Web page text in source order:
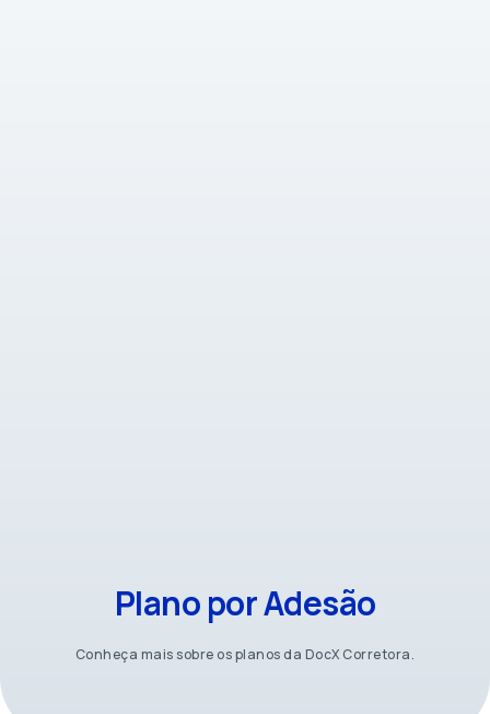
Plano por Adesão
Conheça mais sobre os planos da DocX Corretora.